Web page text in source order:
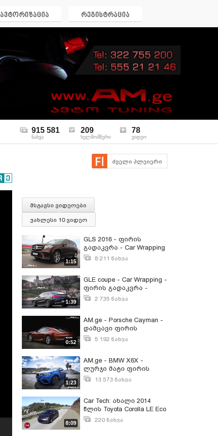
ავტორიზაცია რეგისტრაცია
915 581
ნახვა
209
ხელმომწერი
78
ვიდეო
ძველი პლეიერი
მსგავსი ვიდეოები
უახლესი 10 ვიდეო
1:15
GLS 2016 - ფირის
გადაკვრა - Car Wrapping
- AM.ge8 211 ნახვა
1:39
GLE coupe - Car Wrapping -
ფირის გადაკვრა -
AM.ge2 735 ნახვა
0:52
AM.ge - Porsche Cayman -
დამცავი ფირის
გადაკვრა
5 192 ნახვა
1:23
AM.ge - BMW X6X -
ლურჯი მატი ფირის
გადაკვრა - Blue Matte -
13 573 ნახვა
8:09
Car Tech: ახალი 2014
წლის Toyota Corolla LE Eco
220 ნახვა